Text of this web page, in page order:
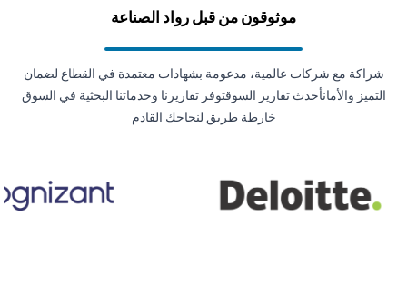
موثوقون من قبل رواد الصناعة
شراكة مع شركات عالمية، مدعومة بشهادات معتمدة في القطاع لضمان
التميز والأمانأحدث تقارير السوقتوفر تقاريرنا وخدماتنا البحثية في السوق
خارطة طريق لنجاحك القادم